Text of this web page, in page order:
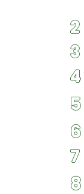
2
3
4
5
6
7
8